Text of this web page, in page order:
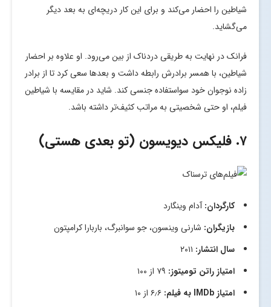
شیاطین را احضار می‌کند و برای این کار دریچه‌ای به بعد دیگر
می‌گشاید.
فرانک در نهایت به طریقی دردناک از بین می‌رود. او علاوه بر احضار
شیاطین، با همسر برادرش رابطه داشت و بعدها سعی کرد تا از برادر
زاده نوجوان خود سواستفاده جنسی کند. شاید در مقایسه با شیاطین
فیلم، او حتی شخصیتی به مراتب کثیف‌تر داشته باشد.
۷. فلیکس دیویسون (تو بعدی هستی)
کارگردان:آدام وینگارد
بازیگران: شارنی وینسون، جو سوانبرگ، باربارا کرامپتون
سال انتشار:
امتیاز راتن تومیتوز:
امتیاز IMDb به فیلم: